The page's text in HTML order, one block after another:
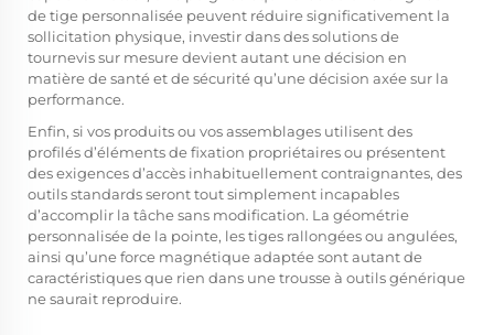
de tige personnalisée peuvent réduire significativement la
sollicitation physique, investir dans des solutions de
tournevis sur mesure devient autant une décision en
matière de santé et de sécurité qu’une décision axée sur la
performance.
Enfin, si vos produits ou vos assemblages utilisent des
profilés d’éléments de fixation propriétaires ou présentent
des exigences d’accès inhabituellement contraignantes, des
outils standards seront tout simplement incapables
d’accomplir la tâche sans modification. La géométrie
personnalisée de la pointe, les tiges rallongées ou angulées,
ainsi qu’une force magnétique adaptée sont autant de
caractéristiques que rien dans une trousse à outils générique
ne saurait reproduire.